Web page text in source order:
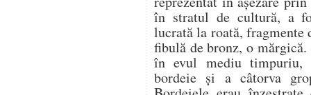
în stratul de cultură, a
lucrată la roată, fragmente
fibulă de bronz, o
în evul mediu timpuriu,
bordeie şi a câtorva